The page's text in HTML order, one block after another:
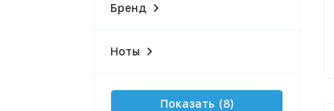
Бренд
Ноты
Показать